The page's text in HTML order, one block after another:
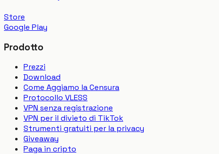
Store
Google Play
Prodotto
Prezzi
Download
Come Aggiamo la Censura
Protocollo VLESS
VPN senza registrazione
VPN per il divieto di TikTok
Strumenti gratuiti per la privacy
Giveaway
Paga in cripto